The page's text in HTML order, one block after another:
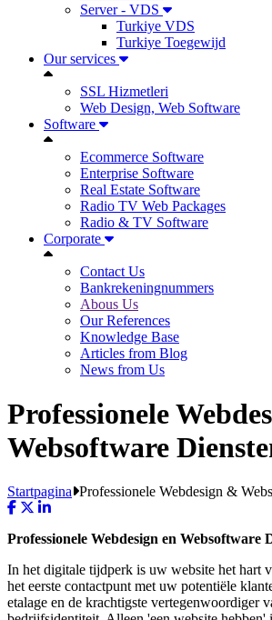
Server - VDS
Turkiye VDS
Turkiye Toegewijd
Our services
SSL Hizmetleri
Web Design, Web Software
Software
Ecommerce Software
Enterprise Software
Real Estate Software
Radio TV Web Packages
Radio & TV Software
Corporate
Contact Us
Bankrekeningnummers
Abous Us
Our References
Knowledge Base
Articles from Blog
News from Us
Professionele
Websoftware
Startpagina Professionele Webdesign &
Professionele Webdesign en Websoftware
In het digitale tijdperk is uw website het hart
het eerste contactpunt met uw potentiële
etalage en de krachtigste vertegenwoordiger